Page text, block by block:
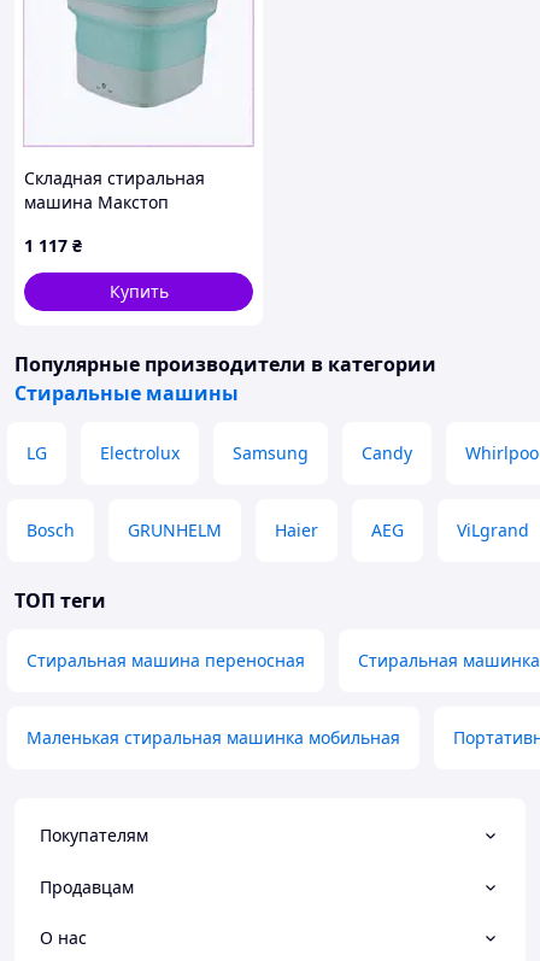
Складная стиральная
машина Макстоп
220В 858E1P366P
1 117 ₴
Купить
Популярные производители в категории
Стиральные машины
LG Electrolux Samsung Candy
Bosch GRUNHELM Haier AEG ViLgrand
ТОП теги
Стиральная машина переносная Стиральная
Маленькая стиральная машинка мобильная
Покупателям
Продавцам
О нас